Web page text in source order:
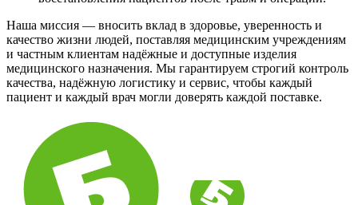
Наша миссия — вносить вклад в здоровье, уверенность и
качество жизни людей, поставляя медицинским учреждениям
и частным клиентам надёжные и доступные изделия
медицинского назначения. Мы гарантируем строгий контроль
качества, надёжную логистику и сервис, чтобы каждый
пациент и каждый врач могли доверять каждой поставке.